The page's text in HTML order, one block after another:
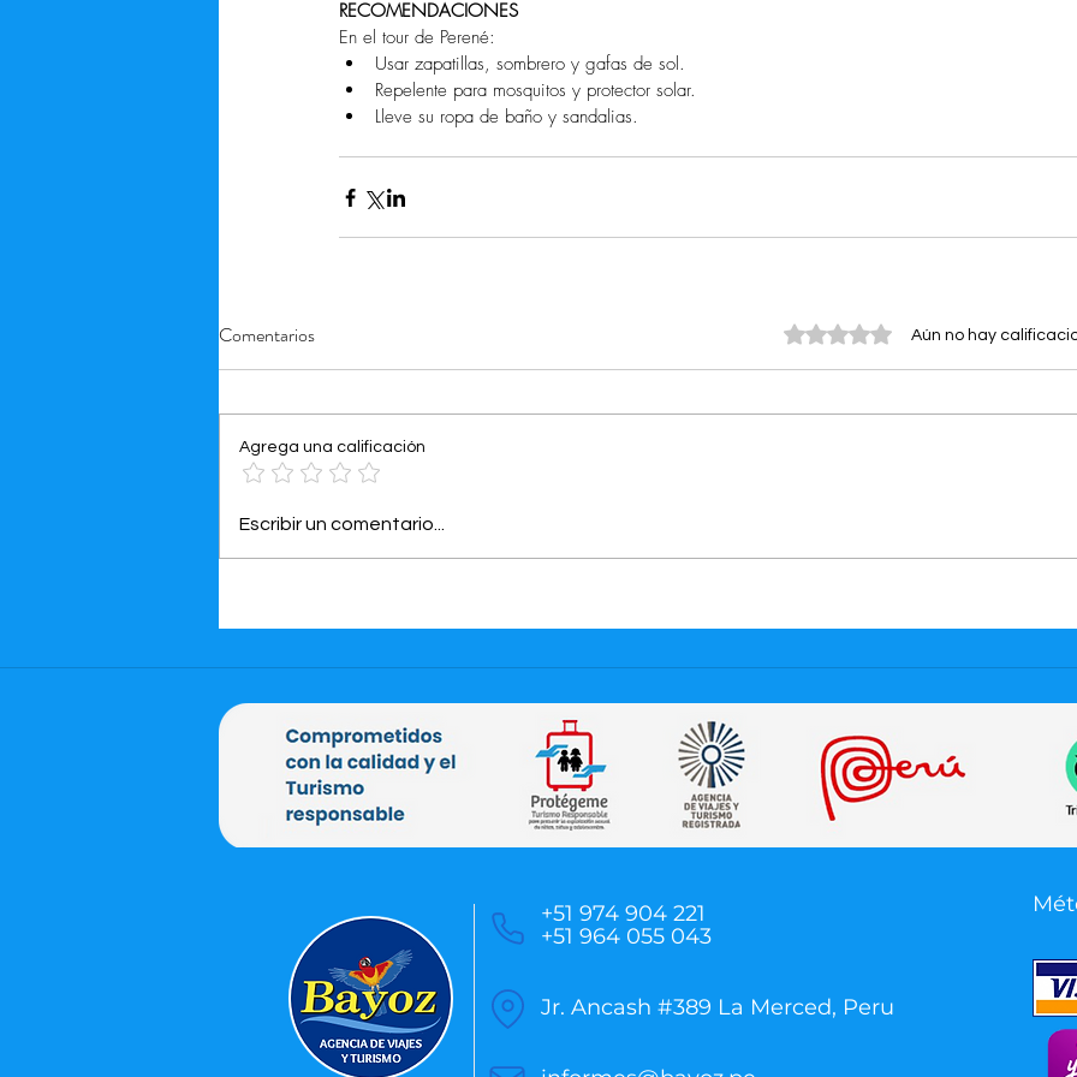
RECOMENDACIONES
En el tour de Perené​​​:
Usar zapatillas, sombrero y gafas de sol.
Repelente para mosquitos y protector solar.
Lleve su ropa de baño y sandalias.
Comentarios Obtuvo 0 de 5 estrellas.
Aún no hay
Agrega una calificación
Escribir un comentario...
+51 974 904 221
+51 964 055 043
Jr. Ancash #389 La Merced, Peru